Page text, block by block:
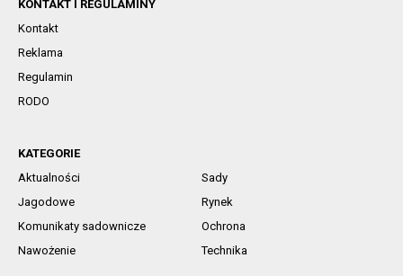
KONTAKT I REGULAMINY
Kontakt
Reklama
Regulamin
RODO
KATEGORIE
Aktualności
Sady
Jagodowe
Rynek
Komunikaty sadownicze
Ochrona
Nawożenie
Technika